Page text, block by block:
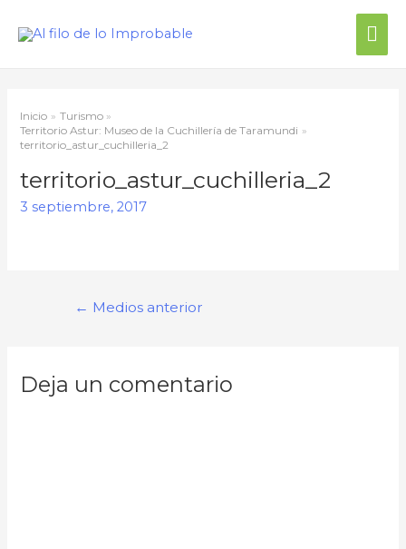
Inicio
Turismo
Territorio Astur: Museo de la Cuchillería de Taramundi
territorio_astur_cuchilleria_2
territorio_astur_cuchilleria_2
3 septiembre, 2017
← Medios anterior
Deja un comentario